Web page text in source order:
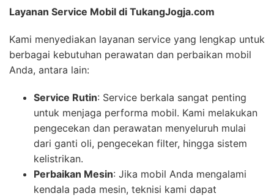
Layanan Service Mobil di TukangJogja.com
Kami menyediakan layanan service yang lengkap untuk
berbagai kebutuhan perawatan dan perbaikan mobil
Anda, antara lain:
Service Rutin: Service berkala sangat penting
untuk menjaga performa mobil. Kami melakukan
pengecekan dan perawatan menyeluruh mulai
dari ganti oli, pengecekan filter, hingga sistem
kelistrikan.
Perbaikan Mesin: Jika mobil Anda mengalami
kendala pada mesin, teknisi kami dapat